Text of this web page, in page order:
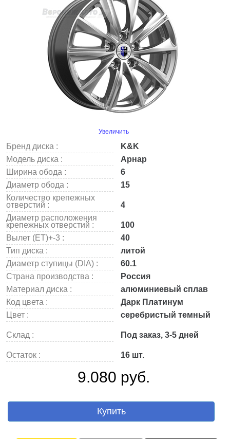
Увеличить
Бренд диска :
K&K
Модель диска :
Арнар
Ширина обода :
6
Диаметр обода :
15
Количество крепежных
отверстий :
4
Диаметр расположения
крепежных отверстий :
100
Вылет (ET)+-3 :
40
Тип диска :
литой
Диаметр ступицы (DIA) :
60.1
Страна производства :
Россия
Материал диска :
алюминиевый сплав
Код цвета :
Дарк Платинум
Цвет :
серебристый темный
Склад : Под заказ, 3-5 дней
Остаток : 16 шт.
9.080 руб.
Купить